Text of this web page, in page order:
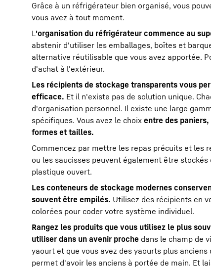
Grâce à un réfrigérateur bien organisé, vous
vous avez à tout moment.
L'organisation du réfrigérateur commence au
abstenir d'utiliser les emballages, boîtes et
alternative réutilisable que vous avez apportée.
d'achat à l'extérieur.
Les récipients de stockage transparents vous
efficace. Et il n'existe pas de solution unique.
d'organisation personnel. Il existe une large
spécifiques. Vous avez le choix entre des
formes et tailles.
Commencez par mettre les repas précuits et les
ou les saucisses peuvent également être
plastique ouvert.
Les conteneurs de stockage modernes
souvent être empilés. Utilisez des récipients en
colorées pour coder votre système individuel.
Rangez les produits que vous utilisez le plus
utiliser dans un avenir proche dans le champ de
yaourt et que vous avez des yaourts plus
permet d'avoir les anciens à portée de main. Et